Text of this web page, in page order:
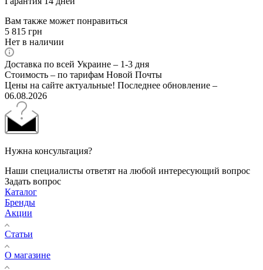
Вам также может понравиться
5 815 грн
Нет в наличии
Доставка по всей Украине – 1-3 дня
Стоимость – по тарифам Новой Почты
Цены на сайте актуальные! Последнее обновление –
06.08.2026
Нужна консультация?
Наши специалисты ответят на любой интересующий вопрос
Задать вопрос
Каталог
Бренды
Акции
Статьи
О магазине